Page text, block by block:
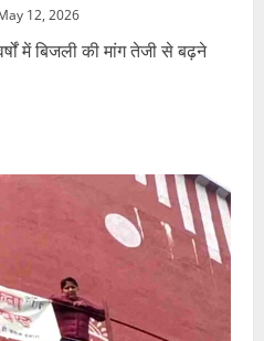
12, 2026
में बिजली की मांग तेजी से बढ़ने